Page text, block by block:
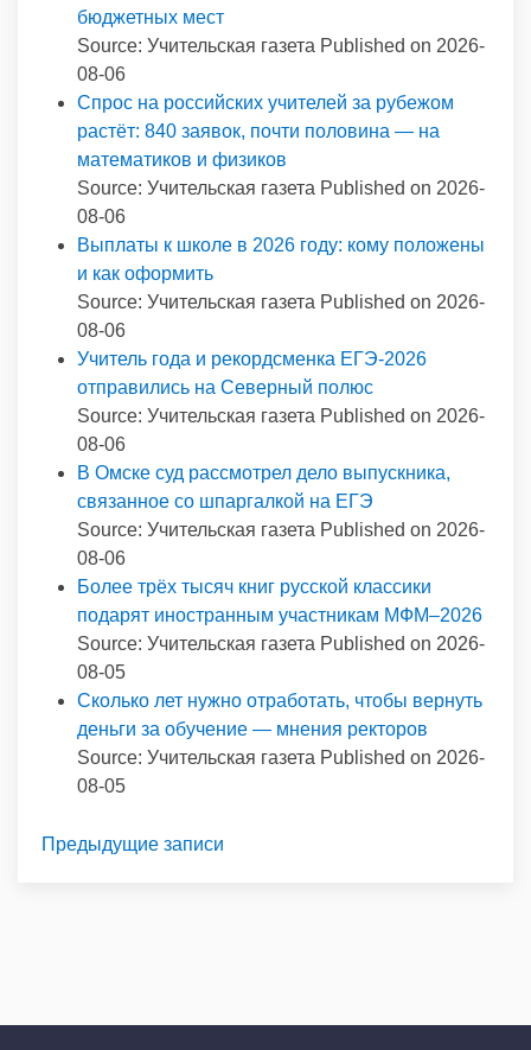
бюджетных мест
Source: Учительская газета Published on 2026-
08-06
Спрос на российских учителей за рубежом
растёт: 840 заявок, почти половина — на
математиков и физиков
Source: Учительская газета Published on 2026-
08-06
Выплаты к школе в 2026 году: кому положены
и как оформить
Source: Учительская газета Published on 2026-
08-06
Учитель года и рекордсменка ЕГЭ-2026
отправились на Северный полюс
Source: Учительская газета Published on 2026-
08-06
В Омске суд рассмотрел дело выпускника,
связанное со шпаргалкой на ЕГЭ
Source: Учительская газета Published on 2026-
08-06
Более трёх тысяч книг русской классики
подарят иностранным участникам МФМ–2026
Source: Учительская газета Published on 2026-
08-05
Сколько лет нужно отработать, чтобы вернуть
деньги за обучение — мнения ректоров
Source: Учительская газета Published on 2026-
08-05
Предыдущие записи